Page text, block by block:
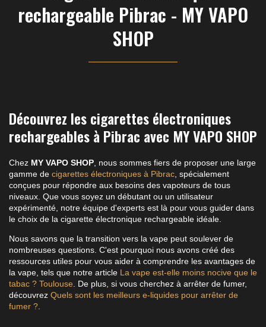
rechargeable Pibrac - MY VAPO
SHOP
Découvrez les cigarettes électroniques
rechargeables à Pibrac avec MY VAPO SHOP
Chez MY VAPO SHOP , nous sommes fiers de proposer une large
gamme de cigarettes électroniques à Pibrac , spécialement
conçues pour répondre aux besoins des vapoteurs de tous
niveaux. Que vous soyez un débutant ou un utilisateur
expérimenté, notre équipe d'experts est là pour vous guider dans
le choix de la cigarette électronique rechargeable idéale.
Nous savons que la transition vers la vape peut soulever de
nombreuses questions. C'est pourquoi nous avons créé des
ressources utiles pour vous aider à comprendre les avantages de
la vape, tels que notre article La vape est-elle moins nocive que le
tabac ? Toulouse . De plus, si vous cherchez à arrêter de fumer,
découvrez Quels sont les meilleurs e-liquides pour arrêter de
fumer ?